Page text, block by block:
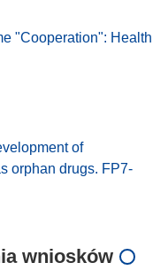
"Cooperation": Health
of
orphan drugs. FP7-
wniosków